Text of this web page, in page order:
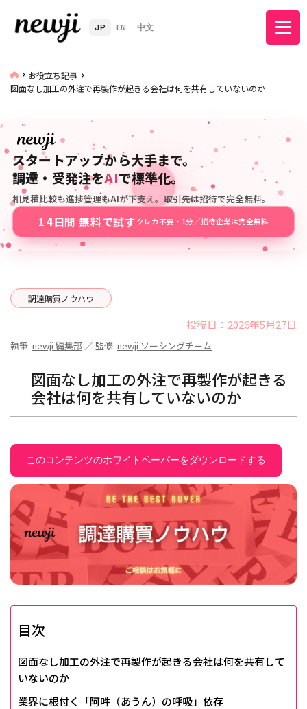
JP EN 中文
お役立ち記事
図面なし加工の外注で再製作が起きる会社は何を共有していないのか
スタートアップから大手まで。
調達・受発注をAIで標準化。
相見積比較も進捗管理もAIが下支え。取引先は招待で完全無料。
14日間 無料で試す クレカ不要・1分／招待企業は完全無料
調達購買ノウハウ
投稿日：2026年5月27日
執筆: newji 編集部 ／ 監修: newji ソーシングチーム
図面なし加工の外注で再製作が起きる
会社は何を共有していないのか
このコンテンツのホワイトペーパーをダウンロードする
目次
図面なし加工の外注で再製作が起きる会社は何を共有して
いないのか
業界に根付く「阿吽（あうん）の呼吸」依存